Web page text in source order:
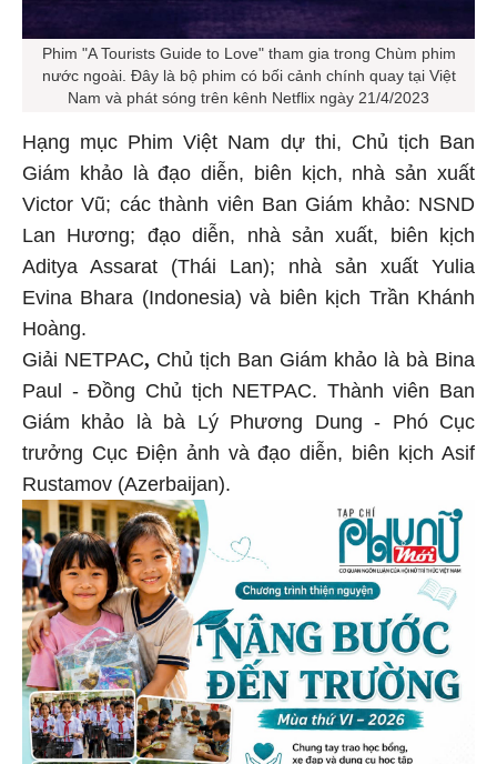
Phim "A Tourists Guide to Love" tham gia trong Chùm phim
nước ngoài. Đây là bộ phim có bối cảnh chính quay tại Việt
Nam và phát sóng trên kênh Netflix ngày 21/4/2023
Hạng mục Phim Việt Nam dự thi, Chủ tịch Ban
Giám khảo là đạo diễn, biên kịch, nhà sản xuất
Victor Vũ; các thành viên Ban Giám khảo: NSND
Lan Hương; đạo diễn, nhà sản xuất, biên kịch
Aditya Assarat (Thái Lan); nhà sản xuất Yulia
Evina Bhara (Indonesia) và biên kịch Trần Khánh
Hoàng.
Giải NETPAC, Chủ tịch Ban Giám khảo là bà Bina
Paul - Đồng Chủ tịch NETPAC. Thành viên Ban
Giám khảo là bà Lý Phương Dung - Phó Cục
trưởng Cục Điện ảnh và đạo diễn, biên kịch Asif
Rustamov (Azerbaijan).